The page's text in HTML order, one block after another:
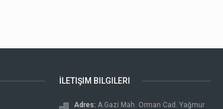
İLETIŞIM BILGILERI
Adres: A.Gazi Mah. Orman Cad. Yağmur